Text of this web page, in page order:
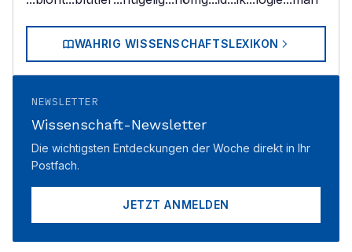
WAHRIG WISSENSCHAFTSLEXIKON
NEWSLETTER
Wissenschaft-Newsletter
Die wichtigsten Entdeckungen der Woche direkt in Ihr
Postfach.
JETZT ANMELDEN